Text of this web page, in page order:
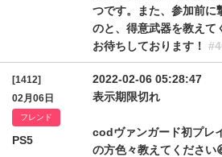
つです。また、参加前に
のと、得意武器を教えて
お待ちしております！
[1412]
02月06日
フレンド
PS5
2022-02-06 05:28:47
表示期限切れ
codヴァンガード初プレ
の方色々教えてください